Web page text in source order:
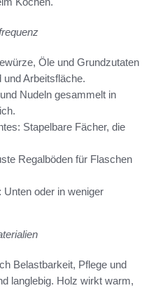
Öle und Grundzutaten
und Arbeitsfläche.
Nudeln gesammelt in
Stapelbare Fächer, die
Regalböden für Flaschen
oder in weniger
Belastbarkeit, Pflege und
langlebig. Holz wirkt warm,